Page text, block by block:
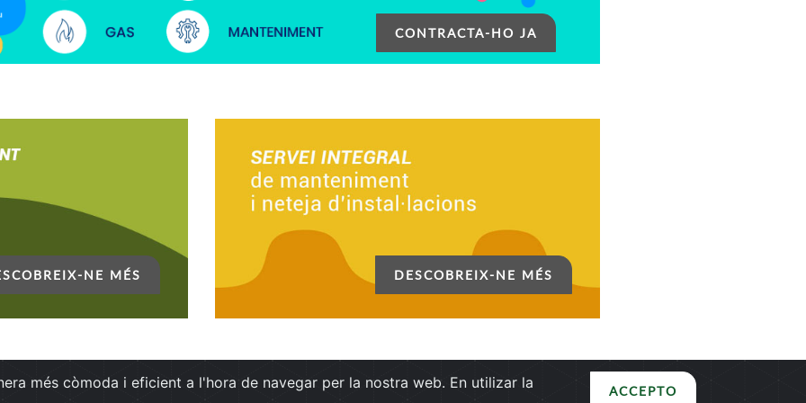
CONTRACTA-HO JA
NE MÉS DESCOBREIX-NE MÉS
| Contacte petrolis@petrolis.es 900 320 320
més còmoda i eficient a l'hora de navegar per la nostra web. En utilizar la
ACCEPTO